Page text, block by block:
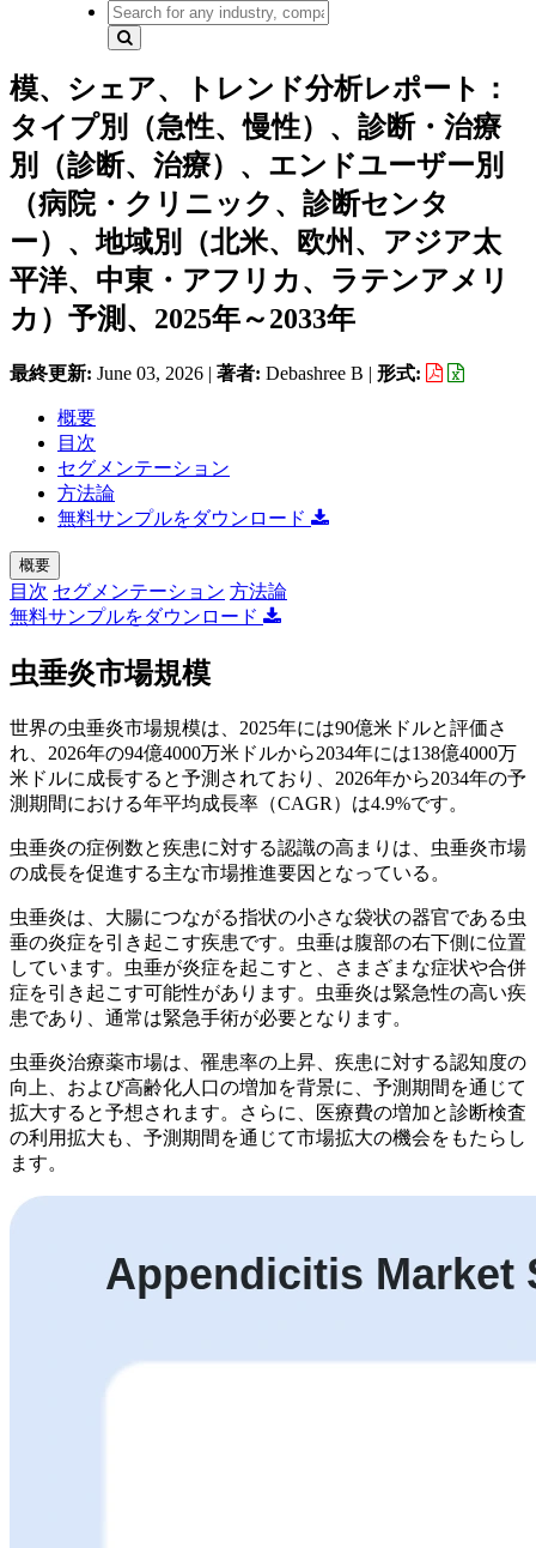
模、シェア、トレンド分析レポート：
タイプ別（急性、慢性）、診断・治療
別（診断、治療）、エンドユーザー別
（病院・クリニック、診断センタ
ー）、地域別（北米、欧州、アジア太
平洋、中東・アフリカ、ラテンアメリ
カ）予測、2025年～2033年
最終更新: June 03, 2026 | 著者: Debashree B | 形式:
概要
目次
セグメンテーション
方法論
無料サンプルをダウンロード
概要
目次 セグメンテーション 方法論
無料サンプルをダウンロード
虫垂炎市場規模
世界の虫垂炎市場規模は、2025年には90億米ドルと評価さ
れ、2026年の94億4000万米ドルから2034年には138億4000万
米ドルに成長すると予測されており、2026年から2034年の予
測期間における年平均成長率（CAGR）は4.9%です。
虫垂炎の症例数と疾患に対する認識の高まりは、虫垂炎市場
の成長を促進する主な市場推進要因となっている。
虫垂炎は、大腸につながる指状の小さな袋状の器官である虫
垂の炎症を引き起こす疾患です。虫垂は腹部の右下側に位置
しています。虫垂が炎症を起こすと、さまざまな症状や合併
症を引き起こす可能性があります。虫垂炎は緊急性の高い疾
患であり、通常は緊急手術が必要となります。
虫垂炎治療薬市場は、罹患率の上昇、疾患に対する認知度の
向上、および高齢化人口の増加を背景に、予測期間を通じて
拡大すると予想されます。さらに、医療費の増加と診断検査
の利用拡大も、予測期間を通じて市場拡大の機会をもたらし
ます。